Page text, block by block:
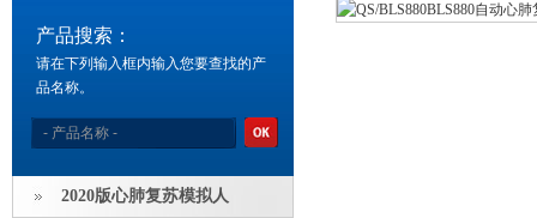
产品搜索：
请在下列输入框内输入您要查找的产
品名称。
2020版心肺复苏模拟人